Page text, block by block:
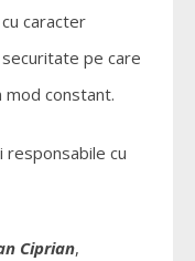
caracter
pe care
mod constant.
responsabile cu
Ciprian,